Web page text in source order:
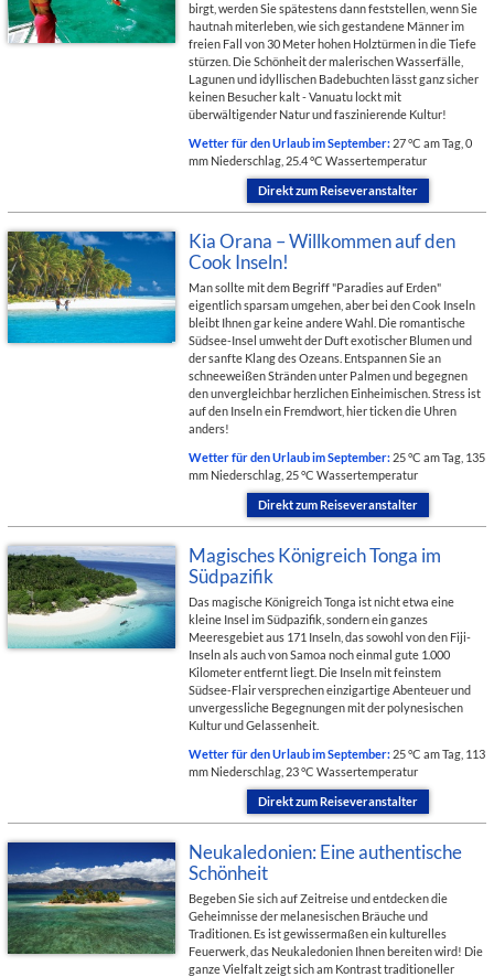
birgt, werden Sie spätestens dann feststellen, wenn Sie
hautnah miterleben, wie sich gestandene Männer im
freien Fall von 30 Meter hohen Holztürmen in die Tiefe
stürzen. Die Schönheit der malerischen Wasserfälle,
Lagunen und idyllischen Badebuchten lässt ganz sicher
keinen Besucher kalt - Vanuatu lockt mit
überwältigender Natur und faszinierende Kultur!
Wetter für den Urlaub im September: 27 °C am Tag, 0
mm Niederschlag, 25.4 °C Wassertemperatur
Direkt zum Reiseveranstalter
Kia Orana – Willkommen auf den
Cook Inseln!
Man sollte mit dem Begriff "Paradies auf Erden"
eigentlich sparsam umgehen, aber bei den Cook Inseln
bleibt Ihnen gar keine andere Wahl. Die romantische
Südsee-Insel umweht der Duft exotischer Blumen und
der sanfte Klang des Ozeans. Entspannen Sie an
schneeweißen Stränden unter Palmen und begegnen
den unvergleichbar herzlichen Einheimischen. Stress ist
auf den Inseln ein Fremdwort, hier ticken die Uhren
anders!
Wetter für den Urlaub im September: 25 °C am Tag, 135
mm Niederschlag, 25 °C Wassertemperatur
Direkt zum Reiseveranstalter
Magisches Königreich Tonga im
Südpazifik
Das magische Königreich Tonga ist nicht etwa eine
kleine Insel im Südpazifik, sondern ein ganzes
Meeresgebiet aus 171 Inseln, das sowohl von den Fiji-
Inseln als auch von Samoa noch einmal gute 1.000
Kilometer entfernt liegt. Die Inseln mit feinstem
Südsee-Flair versprechen einzigartige Abenteuer und
unvergessliche Begegnungen mit der polynesischen
Kultur und Gelassenheit.
Wetter für den Urlaub im September: 25 °C am Tag, 113
mm Niederschlag, 23 °C Wassertemperatur
Direkt zum Reiseveranstalter
Neukaledonien: Eine authentische
Schönheit
Begeben Sie sich auf Zeitreise und entdecken die
Geheimnisse der melanesischen Bräuche und
Traditionen. Es ist gewissermaßen ein kulturelles
Feuerwerk, das Neukaledonien Ihnen bereiten wird! Die
ganze Vielfalt zeigt sich am Kontrast traditioneller